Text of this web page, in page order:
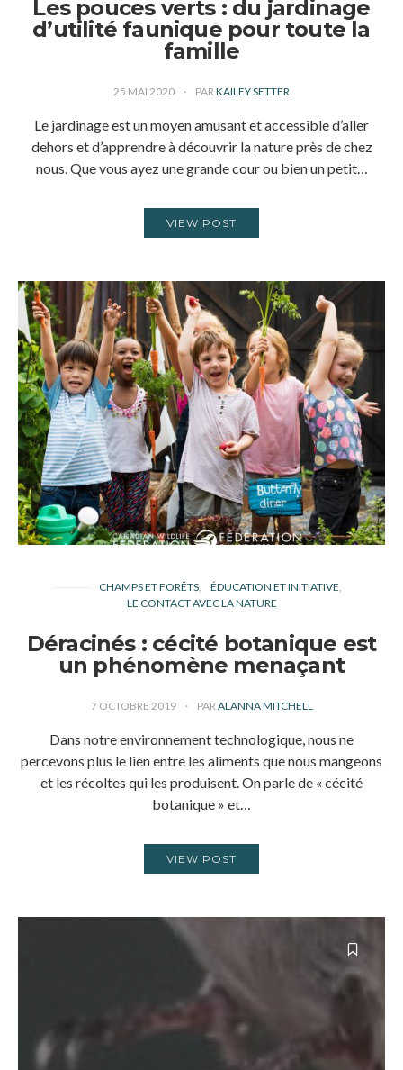
Les pouces verts : du jardinage
d’utilité faunique pour toute la
famille
25 MAI 2020 PARKAILEY SETTER
Le jardinage est un moyen amusant et accessible d’aller
dehors et d’apprendre à découvrir la nature près de chez
nous. Que vous ayez une grande cour ou bien un petit…
VIEW POST
CHAMPS ET FORÊTS
ÉDUCATION ET INITIATIVE
LE CONTACT AVEC LA NATURE
Déracinés : cécité botanique est
un phénomène menaçant
7 OCTOBRE 2019 PAR ALANNA MITCHELL
Dans notre environnement technologique, nous ne
percevons plus le lien entre les aliments que nous mangeons
et les récoltes qui les produisent. On parle de « cécité
botanique » et…
VIEW POST